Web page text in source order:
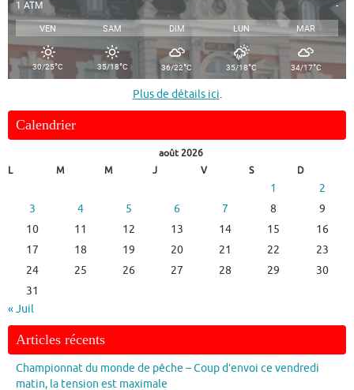
1 ATM -
VEN SAM DIM LUN MAR
30/25°C 35/18°C 36/22°C 35/18°C 34/17°C
Plus de détails ici.
Calendrier
août 2026
L
M M J V S D
1
2
3
4 5 6 7 8
9
10
11 12 13 14 15
16
17
18 19 20 21 22
23
24
25 26 27 28 29
30
31
« Juil
Articles récents
Championnat du monde de pêche – Coup d’envoi ce vendredi
matin, la tension est maximale